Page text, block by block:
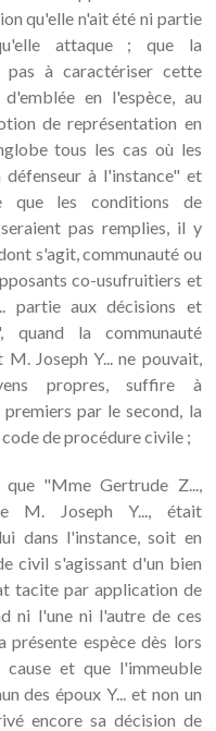
qu'elle n'ait été ni partie
attaque ; que la
à caractériser cette
en l'espèce, au
de représentation en
tous les cas où les
à l'instance" et
que les conditions de
pas remplies, il y
s'agit, communauté ou
co-usufruitiers et
partie aux décisions et
quand la communauté
Joseph Y... ne pouvait,
propres, suffire à
par le second, la
de procédure civile ;
"Mme Gertrude Z...,
M. Joseph Y..., était
dans l'instance, soit en
civil s'agissant d'un bien
tacite par application de
ni l'une ni l'autre de ces
espèce dès lors
cause et que l'immeuble
des époux Y... et non un
encore sa décision de